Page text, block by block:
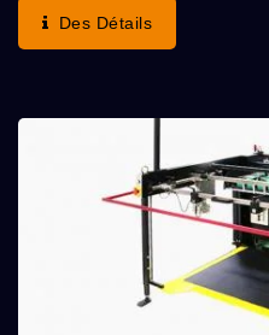
SPS. Ils Fonctionnent En
Des Détails